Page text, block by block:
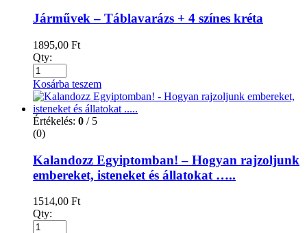
Járművek – Táblavarázs + 4 színes kréta
1895,00 Ft
Qty:
Kosárba teszem
Értékelés: 0 / 5
(0)
Kalandozz Egyiptomban! – Hogyan rajzoljunk
embereket, isteneket és állatokat …..
1514,00 Ft
Qty: